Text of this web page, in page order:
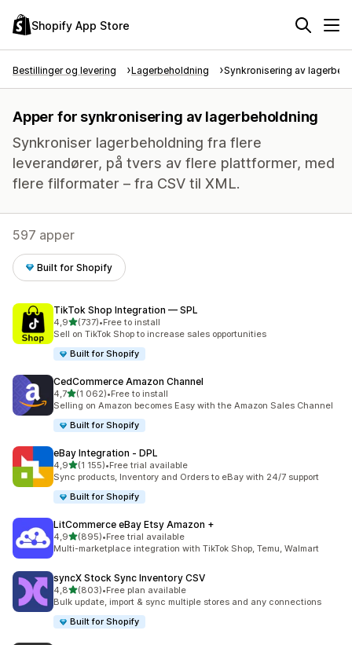
Shopify App Store
Bestillinger og levering Lagerbeholdning Synkronisering av
Apper for synkronisering av lagerbeholdning
Synkroniser lagerbeholdning fra flere
leverandører, på tvers av flere plattformer, med
flere filformater – fra CSV til XML.
597 apper
Built for Shopify
TikTok Shop Integration — SPL
4,9av 5 stjerner
(737)
Totalt 737 omtaler
•Free to install
Sell on TikTok Shop to increase sales opportunities
Built for Shopify
CedCommerce Amazon Channel
4,7av 5 stjerner
(1 062)
Totalt 1062 omtaler
•Free to install
Selling on Amazon becomes Easy with the Amazon Sales Channel
Built for Shopify
eBay Integration ‑ DPL
4,9av 5 stjerner
(1 155)
Totalt 1155 omtaler
•Free trial available
Sync products, Inventory and Orders to eBay with 24/7 support
Built for Shopify
LitCommerce eBay Etsy Amazon +
4,9av 5 stjerner
(895)
Totalt 895 omtaler
•Free trial available
Multi-marketplace integration with TikTok Shop, Temu, Walmart
syncX Stock Sync Inventory CSV
4,8av 5 stjerner
(803)
Totalt 803 omtaler
•Free plan available
Bulk update, import & sync multiple stores and any connections
Built for Shopify